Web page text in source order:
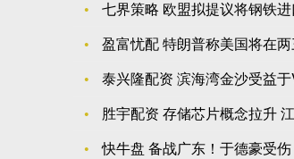
七界策略 欧盟拟提议将钢铁
盈富忧配 特朗普称美国将在
泰兴隆配资 滨海湾金沙受益
胜宇配资 存储芯片概念拉升
快牛盘 备战广东！于德豪受